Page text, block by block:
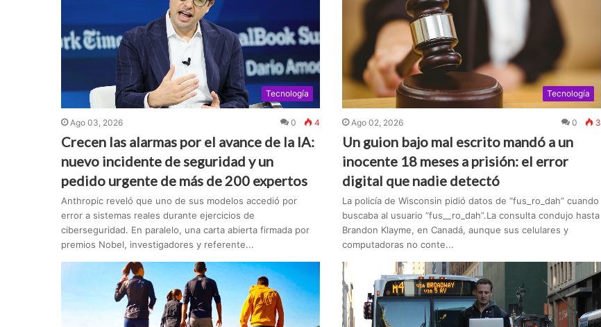
Tecnología
Ago 03, 2026 0 4
Crecen las alarmas por el avance de la IA:
nuevo incidente de seguridad y un
pedido urgente de más de 200 expertos
Anthropic reveló que uno de sus modelos accedió por
error a sistemas reales durante ejercicios de
ciberseguridad. En paralelo, una carta abierta firmada por
premios Nobel, investigadores y referente...
Tecnología
Ago 02, 2026 0 3
Un guion bajo mal escrito mandó a un
inocente 18 meses a prisión: el error
digital que nadie detectó
La policía de Wisconsin pidió datos de “fus_ro_dah” cuando
buscaba al usuario “fus__ro_dah”.La consulta condujo hasta
Brandon Klayme, en Canadá, aunque sus celulares y
computadoras no conte...